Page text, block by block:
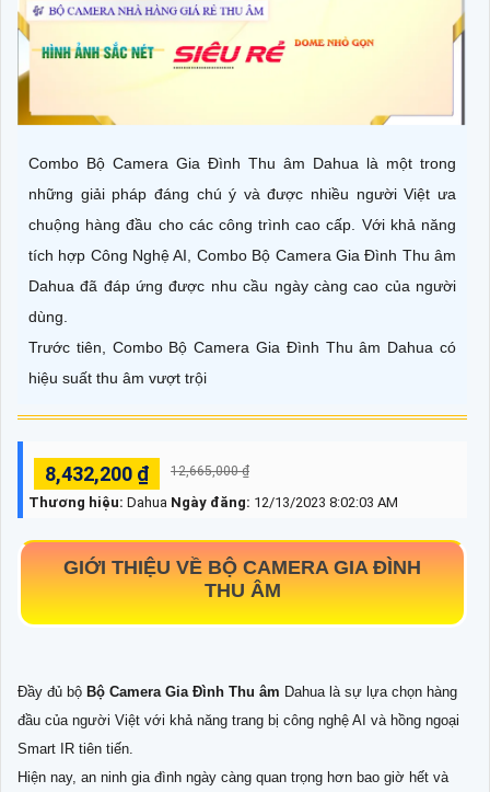
Combo Bộ Camera Gia Đình Thu âm Dahua là một trong
những giải pháp đáng chú ý và được nhiều người Việt ưa
chuộng hàng đầu cho các công trình cao cấp. Với khả năng
tích hợp Công Nghệ AI, Combo Bộ Camera Gia Đình Thu âm
Dahua đã đáp ứng được nhu cầu ngày càng cao của người
dùng.
Trước tiên, Combo Bộ Camera Gia Đình Thu âm Dahua có
hiệu suất thu âm vượt trội
8,432,200 ₫ 12,665,000 ₫
Thương hiệu: Dahua Ngày đăng: 12/13/2023 8:02:03 AM
GIỚI THIỆU VỀ BỘ CAMERA GIA ĐÌNH
THU ÂM
Đầy đủ bộ Bộ Camera Gia Đình Thu âm Dahua là sự lựa chọn hàng
đầu của người Việt với khả năng trang bị công nghệ AI và hồng ngoại
Smart IR tiên tiến.
Hiện nay, an ninh gia đình ngày càng quan trọng hơn bao giờ hết và